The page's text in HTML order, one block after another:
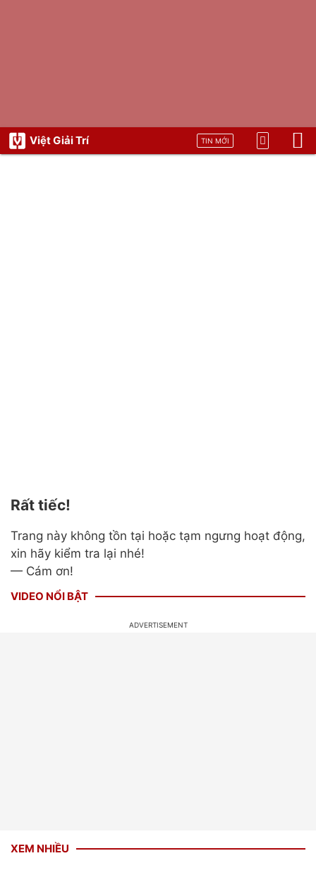
Việt Giải Trí TIN MỚI
Rất tiếc!
Trang này không tồn tại hoặc tạm ngưng hoạt động,
xin hãy kiểm tra lại nhé!
— Cám ơn!
VIDEO NỔI BẬT
XEM NHIỀU